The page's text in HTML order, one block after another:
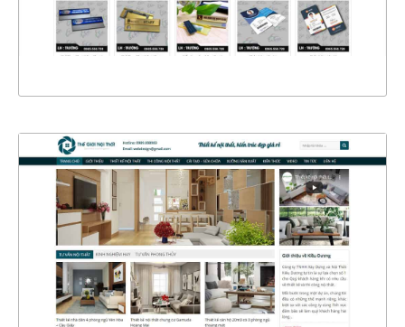
XEM THỰC TẾ
4400